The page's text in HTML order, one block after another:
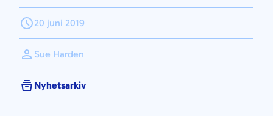
20 juni 2019
Sue Harden
Nyhetsarkiv